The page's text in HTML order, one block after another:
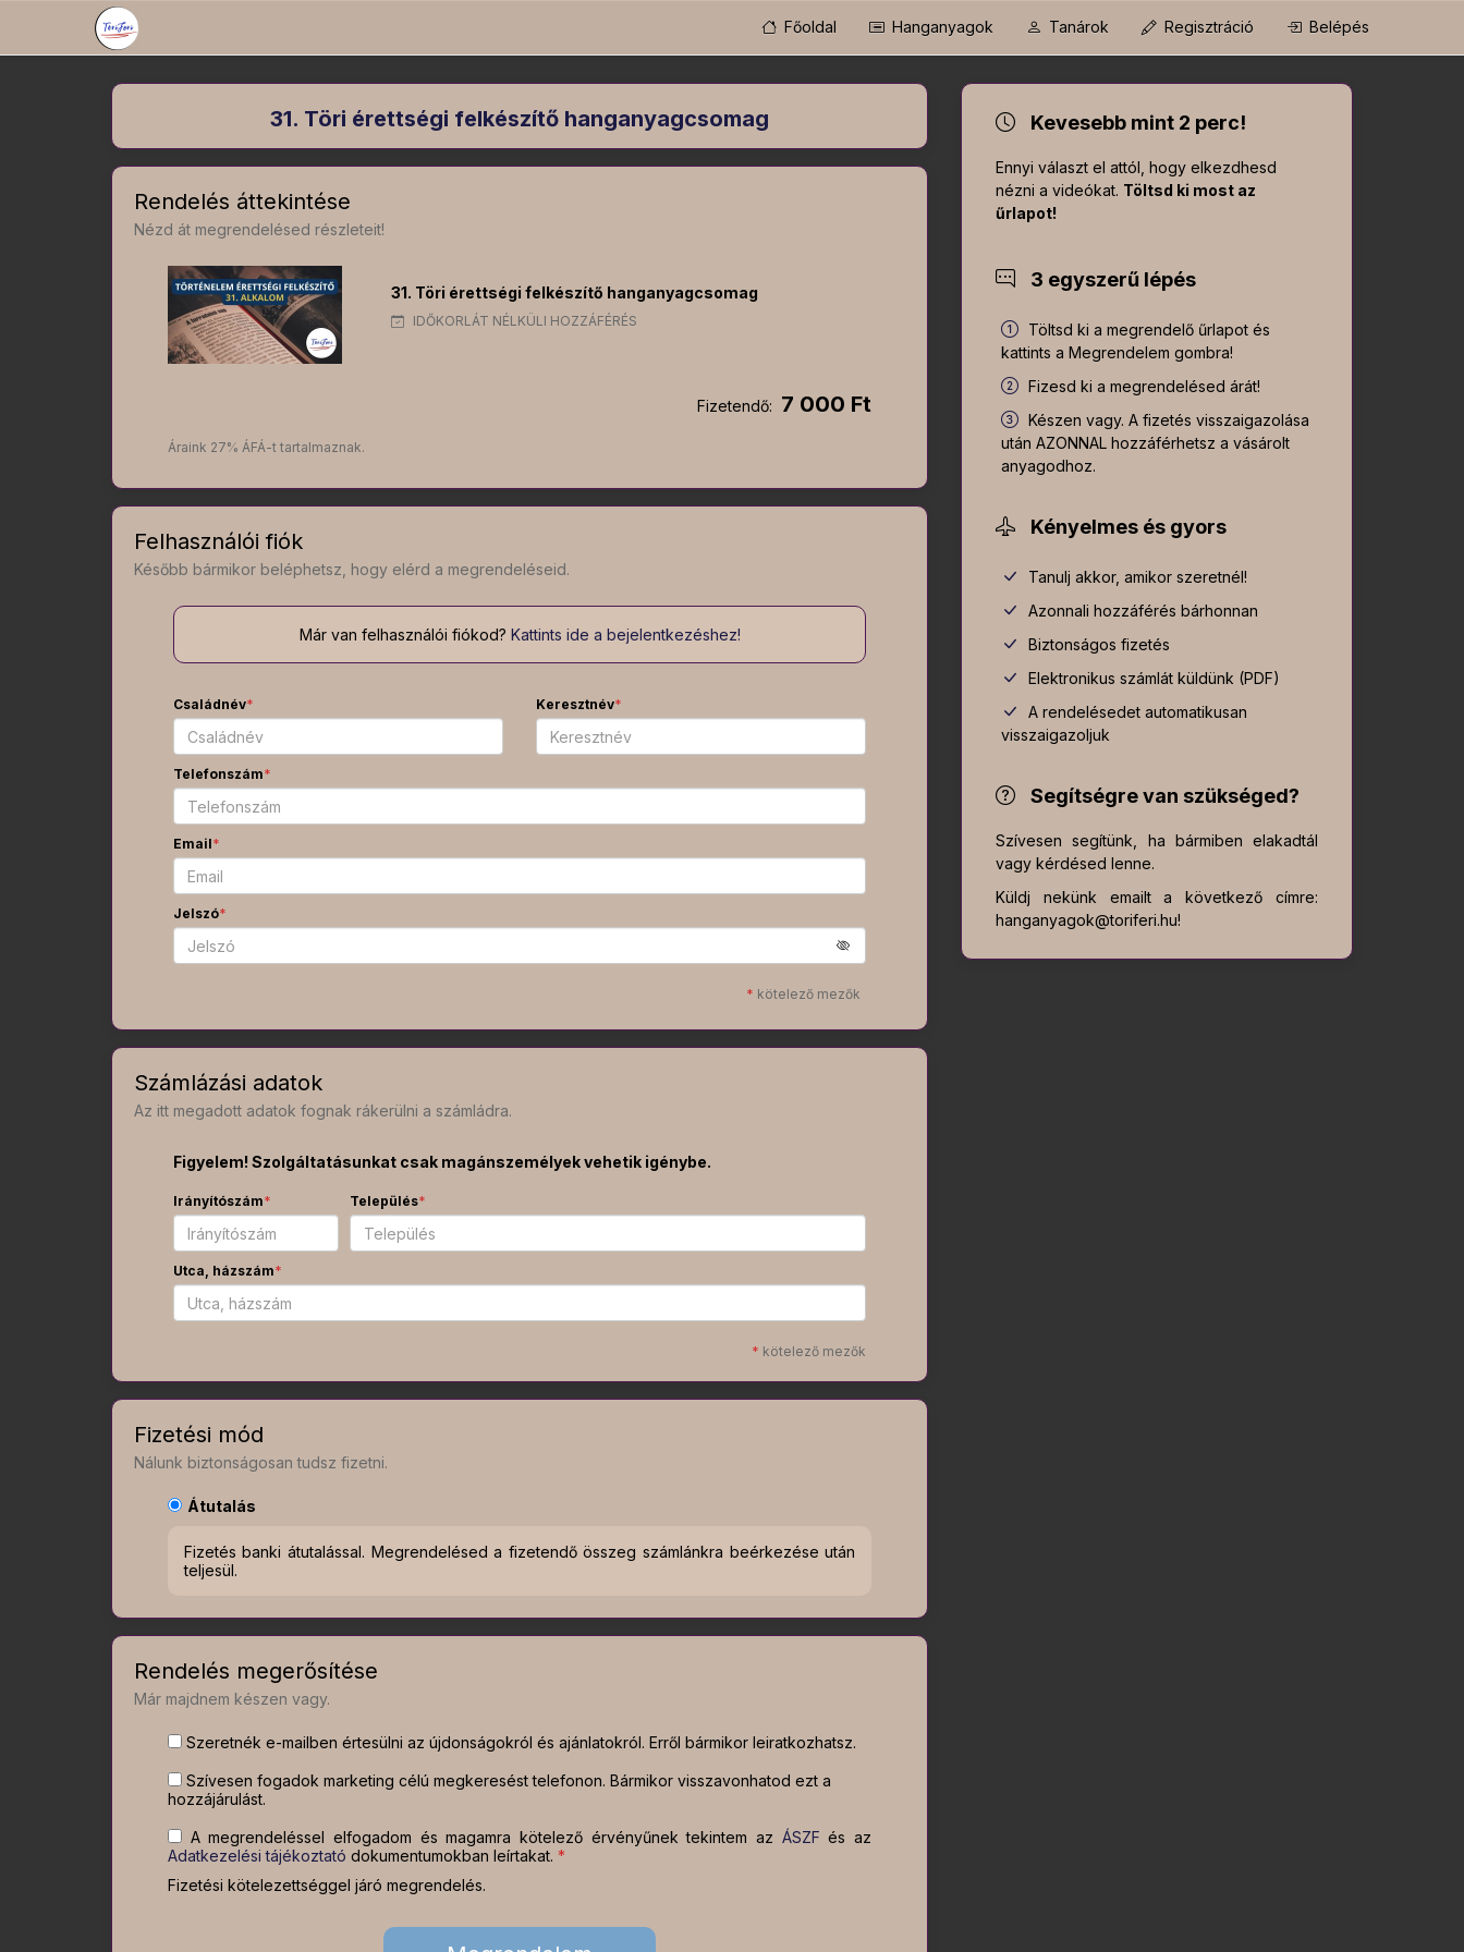
Főoldal Hanganyagok Tanárok Regisztráció Belépés
31. Töri érettségi felkészítő hanganyagcsomag
Rendelés áttekintése
Nézd át megrendelésed részleteit!
31. Töri érettségi felkészítő hanganyagcsomag
IDŐKORLÁT NÉLKÜLI HOZZÁFÉRÉS
Fizetendő: 7 000 Ft
Áraink 27% ÁFÁ-t tartalmaznak.
Felhasználói fiók
Később bármikor beléphetsz, hogy elérd a megrendeléseid.
Már van felhasználói fiókod? Kattints ide a bejelentkezéshez!
Családnév* Keresztnév*
Telefonszám*
Email*
Jelszó*
* kötelező mezők
Számlázási adatok
Az itt megadott adatok fognak rákerülni a számládra.
Figyelem! Szolgáltatásunkat csak magánszemélyek vehetik igénybe.
Irányítószám* Település*
Utca, házszám*
* kötelező mezők
Fizetési mód
Nálunk biztonságosan tudsz fizetni.
Átutalás
Fizetés banki átutalással. Megrendelésed a fizetendő összeg számlánkra beérkezése után
teljesül.
Rendelés megerősítése
Már majdnem készen vagy.
Szeretnék e-mailben értesülni az újdonságokról és ajánlatokról. Erről bármikor leiratkozhatsz.
Szívesen fogadok marketing célú megkeresést telefonon. Bármikor visszavonhatod ezt a
hozzájárulást.
A megrendeléssel elfogadom és magamra kötelező érvényűnek tekintem az ÁSZF és az
Adatkezelési tájékoztató dokumentumokban leírtakat. *
Fizetési kötelezettséggel járó megrendelés.
Kevesebb mint 2 perc!
Ennyi választ el attól, hogy elkezdhesd
nézni a videókat. Töltsd ki most az
űrlapot!
3 egyszerű lépés
Töltsd ki a megrendelő űrlapot és
kattints a Megrendelem gombra!
Fizesd ki a megrendelésed árát!
Készen vagy. A fizetés visszaigazolása
után AZONNAL hozzáférhetsz a vásárolt
anyagodhoz.
Kényelmes és gyors
Tanulj akkor, amikor szeretnél!
Azonnali hozzáférés bárhonnan
Biztonságos fizetés
Elektronikus számlát küldünk (PDF)
A rendelésedet automatikusan
visszaigazoljuk
Segítségre van szükséged?
Szívesen segítünk, ha bármiben elakadtál
vagy kérdésed lenne.
Küldj nekünk emailt a következő címre:
hanganyagok@toriferi.hu!